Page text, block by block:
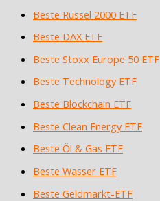
Beste Russel 2000 ETF
Beste DAX ETF
Beste Stoxx Europe 50 ETF
Beste Technology ETF
Beste Blockchain ETF
Beste Clean Energy ETF
Beste Öl & Gas ETF
Beste Wasser ETF
Beste Geldmarkt-ETF